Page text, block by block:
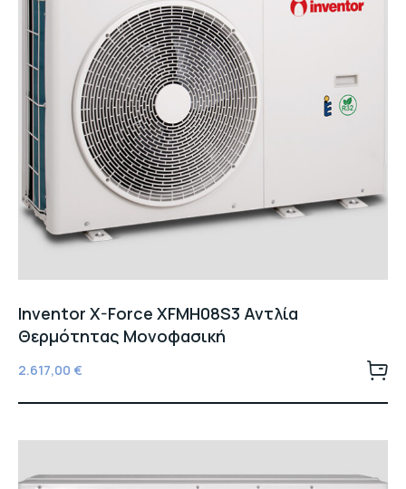
Inventor X-Force XFMH08S3 Αντλία
Θερμότητας Μονοφασική
2.617,00 €